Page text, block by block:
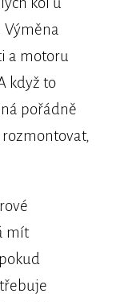
Výměna
a motoru
když to
pořádně
mít